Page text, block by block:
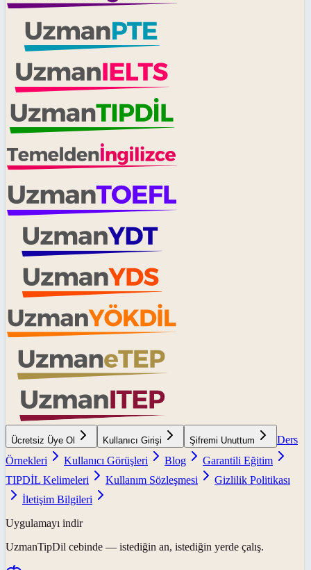
Ücretsiz Üye Ol Kullanıcı Girişi Şifremi Unuttum
Ders
Örnekleri
Kullanıcı Görüşleri Blog
Garantili Eğitim
TIPDİL Kelimeleri
Kullanım Sözleşmesi
Gizlilik Politikası
İletişim Bilgileri
Uygulamayı indir
UzmanTipDil cebinde — istediğin an, istediğin yerde çalış.